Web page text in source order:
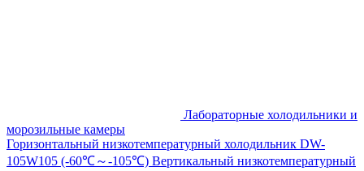
Лабораторные холодильники и
морозильные камеры
Горизонтальный низкотемпературный холодильник DW-
105W105 (-60℃～-105℃) Вертикальный низкотемпературный